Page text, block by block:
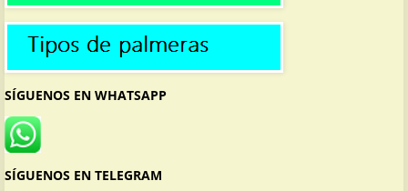
SÍGUENOS EN WHATSAPP
SÍGUENOS EN TELEGRAM